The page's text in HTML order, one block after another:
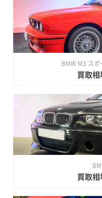
BMW M3 ス
買取
買取